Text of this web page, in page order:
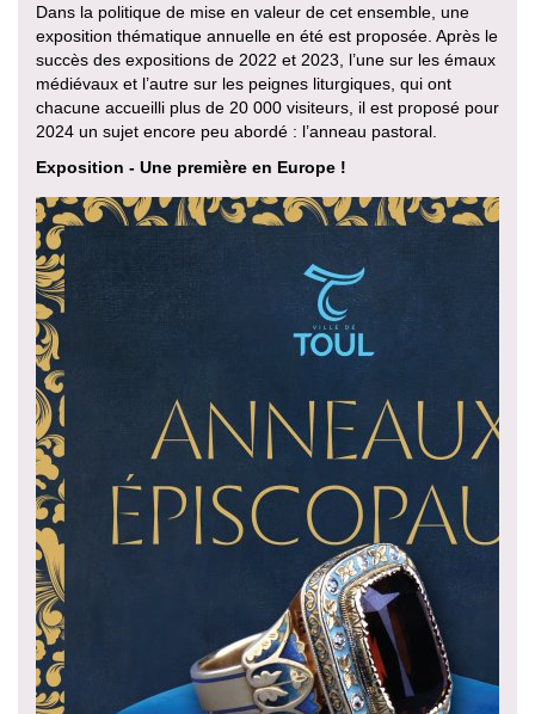
Dans la politique de mise en valeur de cet ensemble, une
exposition thématique annuelle en été est proposée. Après le
succès des expositions de 2022 et 2023, l’une sur les émaux
médiévaux et l’autre sur les peignes liturgiques, qui ont
chacune accueilli plus de 20 000 visiteurs, il est proposé pour
2024 un sujet encore peu abordé : l’anneau pastoral.
Exposition - Une première en Europe !